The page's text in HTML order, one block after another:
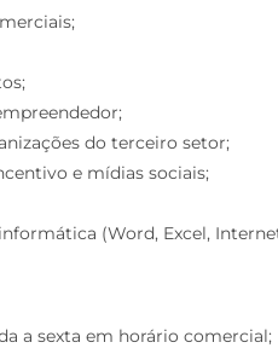
do terceiro setor;
e mídias sociais;
(Word, Excel,
a sexta em horário comercial;